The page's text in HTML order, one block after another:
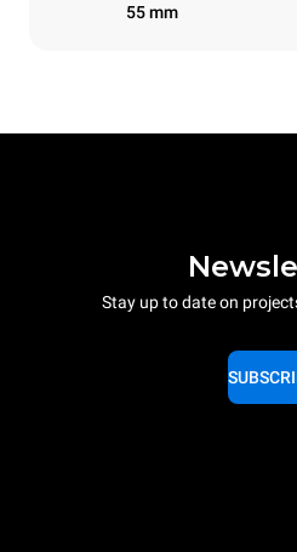
55 mm
Stay up to date on